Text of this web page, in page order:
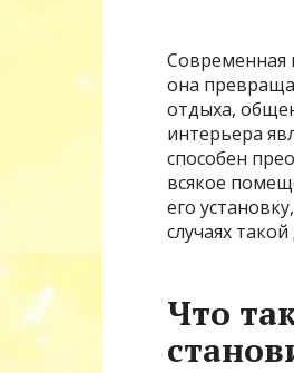
Современная
она
отдыха,
интерьера
способен
всякое
его
случаях
Что